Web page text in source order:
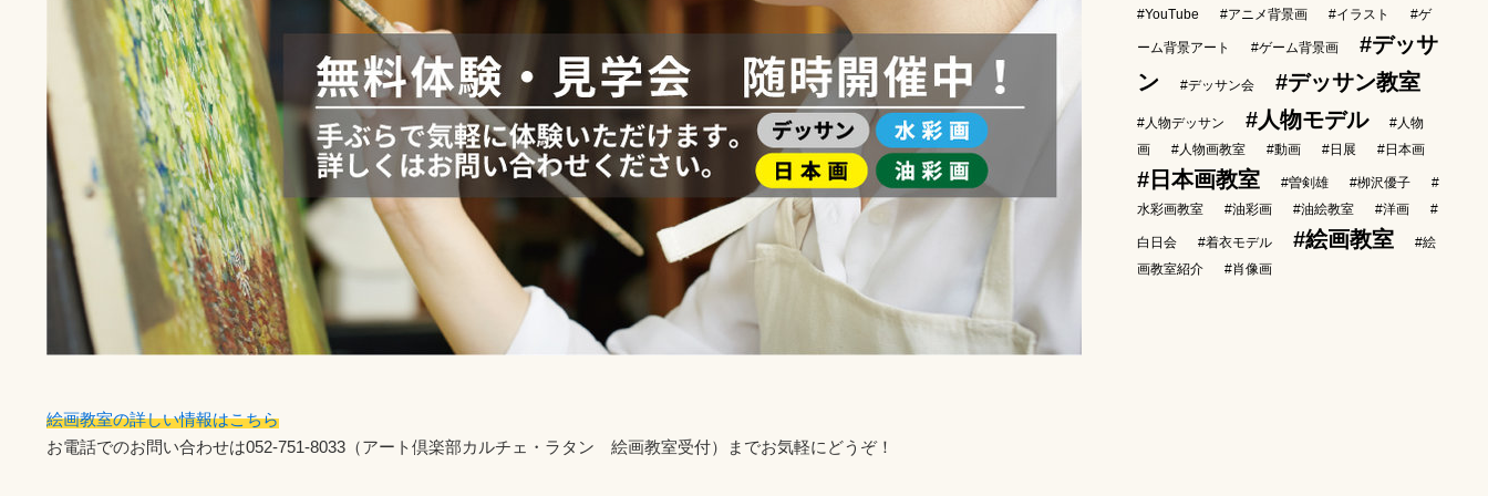
絵画教室の詳しい情報はこちら
お電話でのお問い合わせは052-751-8033（アート倶楽部カルチェ・ラタン 絵画教室受付）までお気軽にどうぞ！
#YouTube #アニメ背景画 #イラスト #ゲ
ーム背景アート #ゲーム背景画
#デッサ
ン
#デッサン会 #デッサン教室
#人物デッサン #人物モデル
#人物
画
#人物画教室 #動画 #日展 #日本画
#日本画教室 #曽剣雄 #栁沢優子
#
水彩画教室
#油彩画 #油絵教室 #洋画 #
白日会 #着衣モデル #絵画教室
#絵
画教室紹介
#肖像画